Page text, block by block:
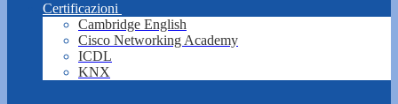
Certificazioni
Cambridge English
Cisco Networking Academy
ICDL
KNX